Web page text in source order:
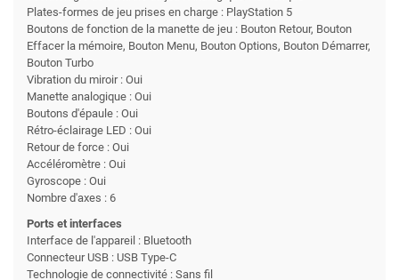
Plates-formes de jeu prises en charge : PlayStation 5
Boutons de fonction de la manette de jeu : Bouton Retour, Bouton
Effacer la mémoire, Bouton Menu, Bouton Options, Bouton Démarrer,
Bouton Turbo
Vibration du miroir : Oui
Manette analogique : Oui
Boutons d'épaule : Oui
Rétro-éclairage LED : Oui
Retour de force : Oui
Accéléromètre : Oui
Gyroscope : Oui
Nombre d'axes : 6
Ports et interfaces
Interface de l'appareil : Bluetooth
Connecteur USB : USB Type-C
Technologie de connectivité : Sans fil